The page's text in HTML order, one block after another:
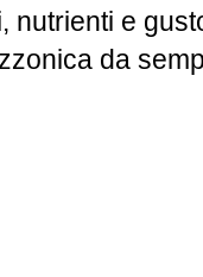
nutrienti e
da